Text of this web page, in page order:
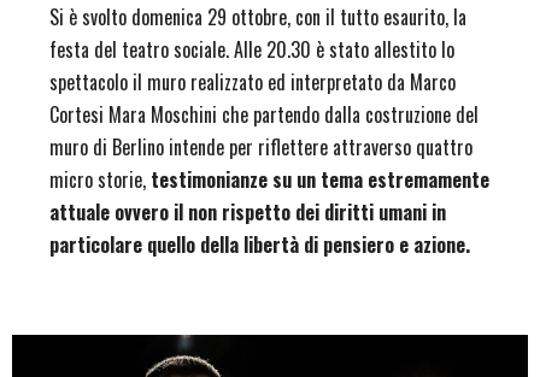
Si è svolto domenica 29 ottobre, con il tutto esaurito, la
festa del teatro sociale. Alle 20.30 è stato allestito lo
spettacolo il muro realizzato ed interpretato da Marco
Cortesi Mara Moschini che partendo dalla costruzione del
muro di Berlino intende per riflettere attraverso quattro
micro storie, testimonianze su un tema estremamente
attuale ovvero il non rispetto dei diritti umani in
particolare quello della libertà di pensiero e azione.